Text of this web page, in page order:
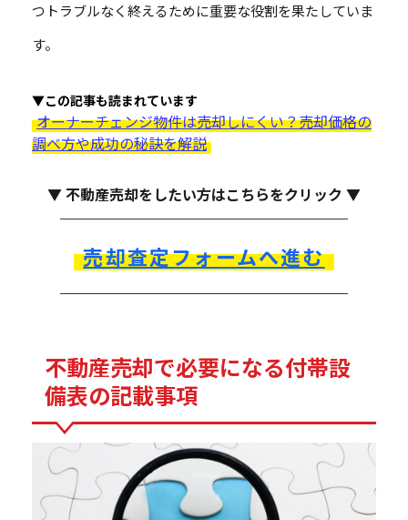
つトラブルなく終えるために重要な役割を果たしていま
す。
▼この記事も読まれています
オーナーチェンジ物件は売却しにくい？売却価格の
調べ方や成功の秘訣を解説
▼ 不動産売却をしたい方はこちらをクリック ▼
売却査定フォームへ進む
不動産売却で必要になる付帯設
備表の記載事項